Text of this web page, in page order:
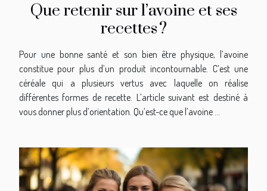
Que retenir sur l’avoine et ses
recettes ?
Pour une bonne santé et son bien être physique, l’avoine
constitue pour plus d’un produit incontournable. C’est une
céréale qui a plusieurs vertus avec laquelle on réalise
différentes formes de recette. L’article suivant est destiné à
vous donner plus d’orientation. Qu’est-ce que l’avoine ...